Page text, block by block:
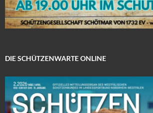
DIE SCHÜTZENWARTE ONLINE